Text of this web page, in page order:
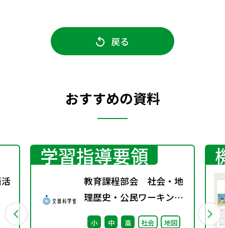
戻る
おすすめの資料
学習指導要領
教育課程部会 社会・地
理歴史・公民ワーキング
（第2回） 配付資料
小 中 高 社会
地図